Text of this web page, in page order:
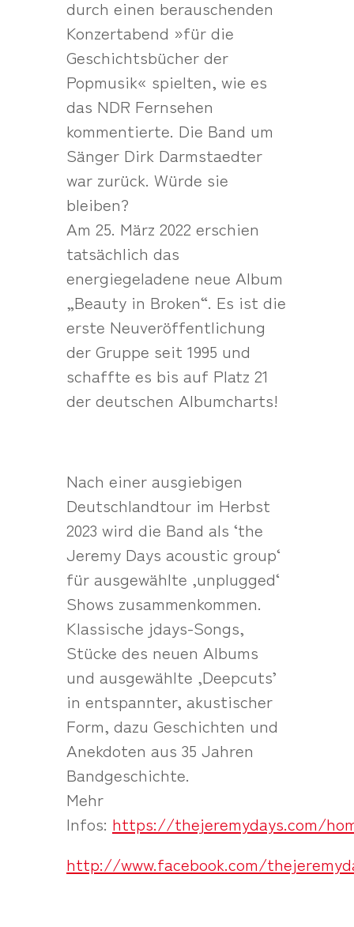
durch einen berauschenden
Konzertabend »für die
Geschichtsbücher der
Popmusik« spielten, wie es
das NDR Fernsehen
kommentierte. Die Band um
Sänger Dirk Darmstaedter
war zurück. Würde sie
bleiben?
Am 25. März 2022 erschien
tatsächlich das
energiegeladene neue Album
„Beauty in Broken“. Es ist die
erste Neuveröffentlichung
der Gruppe seit 1995 und
schaffte es bis auf Platz 21
der deutschen Albumcharts!
Nach einer ausgiebigen
Deutschlandtour im Herbst
2023 wird die Band als ‘the
Jeremy Days acoustic group‘
für ausgewählte ‚unplugged‘
Shows zusammenkommen.
Klassische jdays-Songs,
Stücke des neuen Albums
und ausgewählte ‚Deepcuts’
in entspannter, akustischer
Form, dazu Geschichten und
Anekdoten aus 35 Jahren
Bandgeschichte.
Mehr
Infos: https://thejeremydays.com/
http://www.facebook.com/